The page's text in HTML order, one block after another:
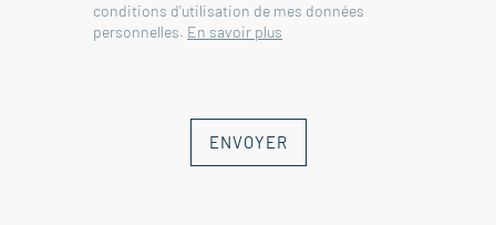
conditions d'utilisation de mes données
personnelles. En savoir plus
ENVOYER